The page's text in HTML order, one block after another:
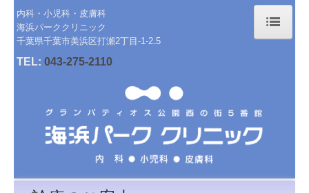
診療のご案内
渡航ワクチン
内科・小児科・皮膚科
海浜パーククリニック
千葉県千葉市美浜区打瀬2丁目-1-2₋5
TEL:043-275-2110